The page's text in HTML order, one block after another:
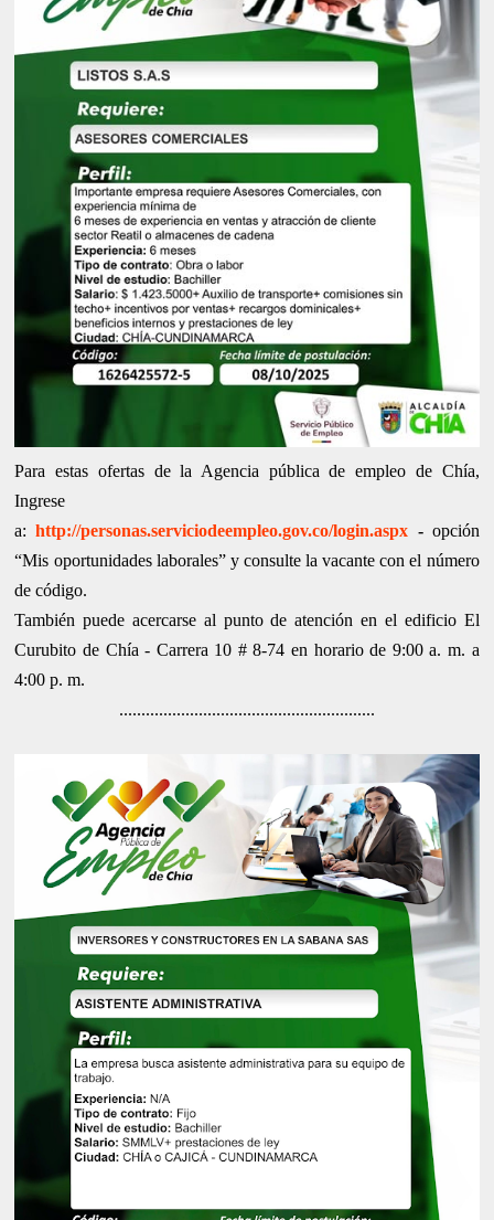
Para estas ofertas de la Agencia pública de empleo de Chía,
Ingrese
a:http://personas.serviciodeempleo.gov.co/login.aspx -opción
“Mis oportunidades laborales” y consulte la vacante con el número
de código.
También puede acercarse al punto de atención en el edificio El
Curubito de Chía - Carrera 10 # 8-74 en horario de 9:00 a. m. a
4:00 p. m.
..........................................................